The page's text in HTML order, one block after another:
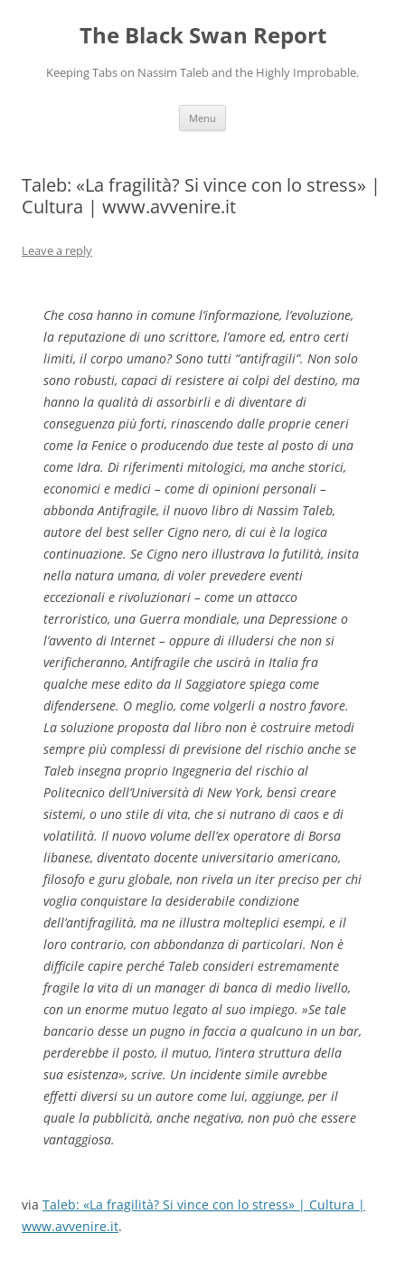
The Black Swan Report
Keeping Tabs on Nassim Taleb and the Highly Improbable.
Menu
Taleb: «La fragilità? Si vince con lo stress» |
Cultura | www.avvenire.it
Leave a reply
​Che cosa hanno in comune l’informazione, l’evoluzione,
la reputazione di uno scrittore, l’amore ed, entro certi
limiti, il corpo umano? Sono tutti “antifragili”. Non solo
sono robusti, capaci di resistere ai colpi del destino, ma
hanno la qualità di assorbirli e di diventare di
conseguenza più forti, rinascendo dalle proprie ceneri
come la Fenice o producendo due teste al posto di una
come Idra. Di riferimenti mitologici, ma anche storici,
economici e medici – come di opinioni personali –
abbonda Antifragile, il nuovo libro di Nassim Taleb,
autore del best seller Cigno nero, di cui è la logica
continuazione. Se Cigno nero illustrava la futilità, insita
nella natura umana, di voler prevedere eventi
eccezionali e rivoluzionari – come un attacco
terroristico, una Guerra mondiale, una Depressione o
l’avvento di Internet – oppure di illudersi che non si
verificheranno, Antifragile che uscirà in Italia fra
qualche mese edito da Il Saggiatore spiega come
difendersene. O meglio, come volgerli a nostro favore.
La soluzione proposta dal libro non è costruire metodi
sempre più complessi di previsione del rischio anche se
Taleb insegna proprio Ingegneria del rischio al
Politecnico dell’Università di New York, bensì creare
sistemi, o uno stile di vita, che si nutrano di caos e di
volatilità. Il nuovo volume dell’ex operatore di Borsa
libanese, diventato docente universitario americano,
filosofo e guru globale, non rivela un iter preciso per chi
voglia conquistare la desiderabile condizione
dell’antifragilità, ma ne illustra molteplici esempi, e il
loro contrario, con abbondanza di particolari. Non è
difficile capire perché Taleb consideri estremamente
fragile la vita di un manager di banca di medio livello,
con un enorme mutuo legato al suo impiego. »Se tale
bancario desse un pugno in faccia a qualcuno in un bar,
perderebbe il posto, il mutuo, l’intera struttura della
sua esistenza», scrive. Un incidente simile avrebbe
effetti diversi su un autore come lui, aggiunge, per il
quale la pubblicità, anche negativa, non può che essere
vantaggiosa.
via Taleb: «La fragilità? Si vince con lo stress» | Cultura |
www.avvenire.it.